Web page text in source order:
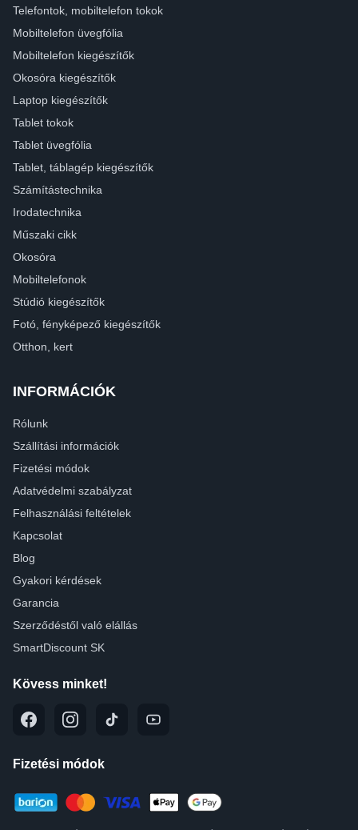
Telefontok, mobiltelefon tokok
Mobiltelefon üvegfólia
Mobiltelefon kiegészítők
Okosóra kiegészítők
Laptop kiegészítők
Tablet tokok
Tablet üvegfólia
Tablet, táblagép kiegészítők
Számítástechnika
Irodatechnika
Műszaki cikk
Okosóra
Mobiltelefonok
Stúdió kiegészítők
Fotó, fényképező kiegészítők
Otthon, kert
INFORMÁCIÓK
Rólunk
Szállítási információk
Fizetési módok
Adatvédelmi szabályzat
Felhasználási feltételek
Kapcsolat
Blog
Gyakori kérdések
Garancia
Szerződéstől való elállás
SmartDiscount SK
Kövess minket!
Fizetési módok